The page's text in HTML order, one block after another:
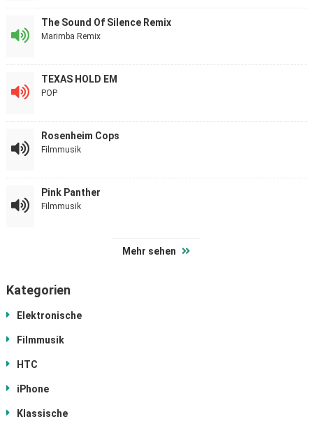
The Sound Of Silence Remix
Marimba Remix
TEXAS HOLD EM
POP
Rosenheim Cops
Filmmusik
Pink Panther
Filmmusik
Mehr sehen
Kategorien
Elektronische
Filmmusik
HTC
iPhone
Klassische